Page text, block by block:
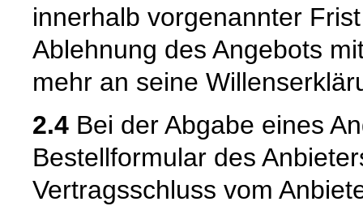
innerhalb vorgenannter
Ablehnung des Angebots
mehr an seine
2.4 Bei der Abgabe eines
Bestellformular des
Vertragsschluss vom